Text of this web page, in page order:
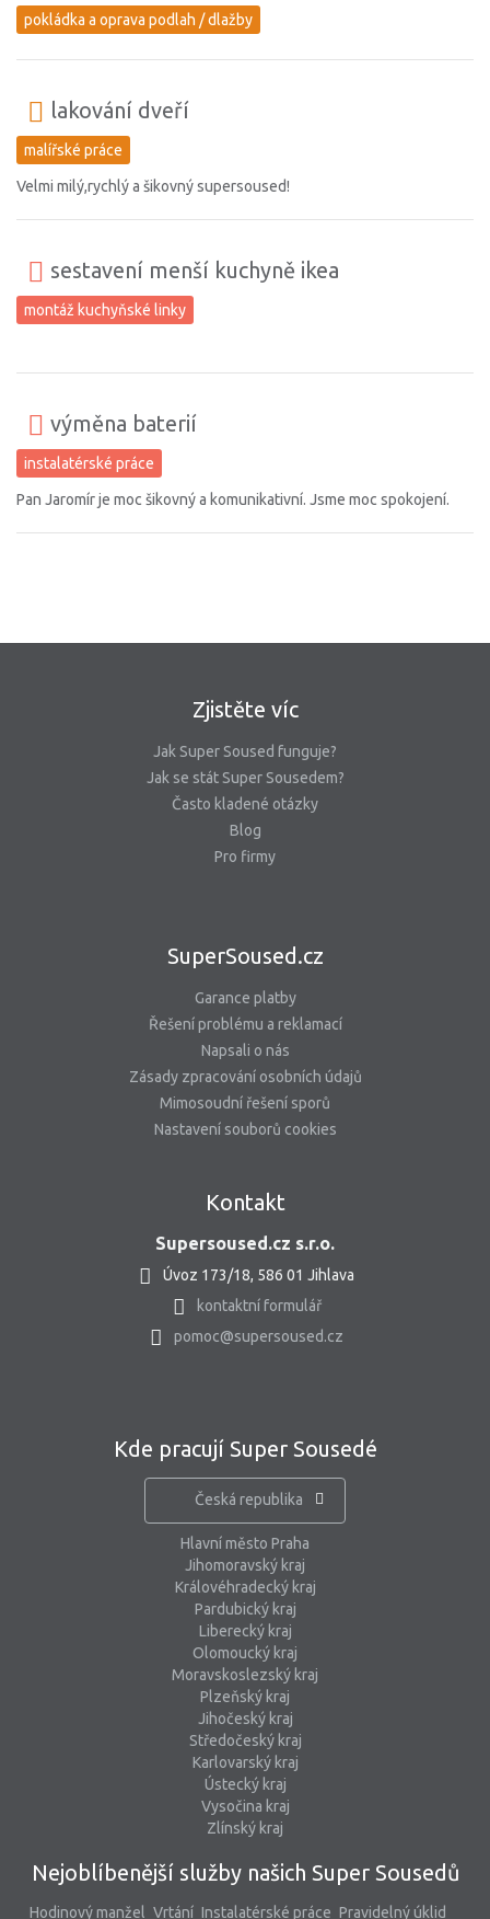
pokládka a oprava podlah / dlažby
lakování dveří
malířské práce
Velmi milý,rychlý a šikovný supersoused!
sestavení menší kuchyně ikea
montáž kuchyňské linky
výměna baterií
instalatérské práce
Pan Jaromír je moc šikovný a komunikativní. Jsme moc spokojení.
Zjistěte víc
Jak Super Soused funguje?
Jak se stát Super Sousedem?
Často kladené otázky
Blog
Pro firmy
SuperSoused.cz
Garance platby
Řešení problému a reklamací
Napsali o nás
Zásady zpracování osobních údajů
Mimosoudní řešení sporů
Nastavení souborů cookies
Kontakt
Supersoused.cz s.r.o.
Úvoz 173/18, 586 01 Jihlava
kontaktní formulář
pomoc@supersoused.cz
Kde pracují Super Sousedé
Česká republika
Hlavní město Praha
Jihomoravský kraj
Královéhradecký kraj
Pardubický kraj
Liberecký kraj
Olomoucký kraj
Moravskoslezský kraj
Plzeňský kraj
Jihočeský kraj
Středočeský kraj
Karlovarský kraj
Ústecký kraj
Vysočina kraj
Zlínský kraj
Nejoblíbenější služby našich Super Sousedů
Hodinový manžel Vrtání Instalatérské práce Pravidelný úklid